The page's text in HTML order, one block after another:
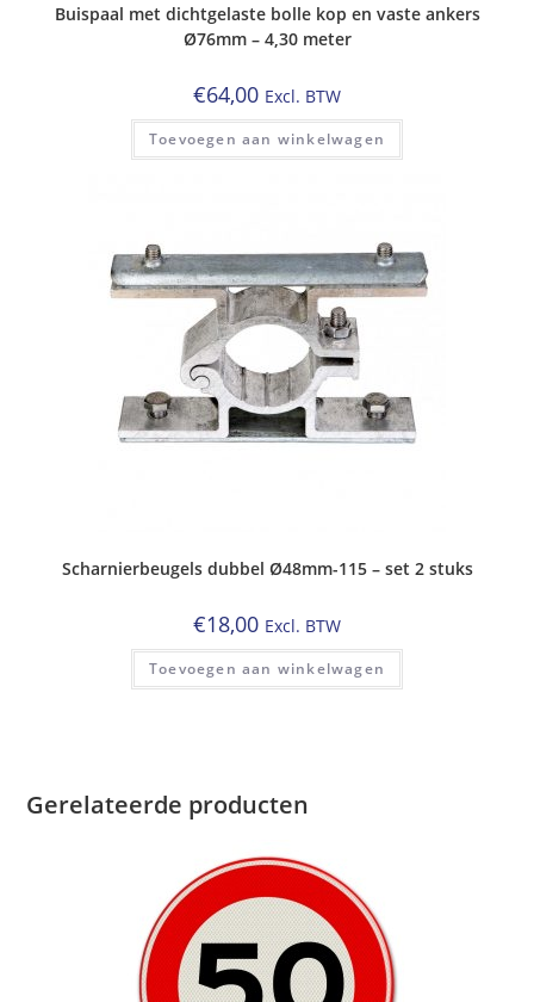
Buispaal met dichtgelaste bolle kop en vaste ankers
Ø76mm – 4,30 meter
€64,00 Excl. BTW
Toevoegen aan winkelwagen
Scharnierbeugels dubbel Ø48mm-115 – set 2 stuks
€18,00 Excl. BTW
Toevoegen aan winkelwagen
Gerelateerde producten